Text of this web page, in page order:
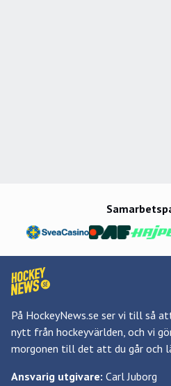
På HockeyNews.se ser vi till så
nytt från hockeyvärlden, och vi
morgonen till det att du går och
Ansvarig utgivare: Carl Juborg